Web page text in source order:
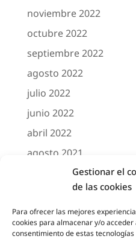
Gestionar el
de las cookies
Para ofrecer las mejores
cookies para almacenar y/o
consentimiento de estas
noviembre 2022
octubre 2022
septiembre 2022
agosto 2022
julio 2022
junio 2022
abril 2022
agosto 2021
marzo 2021
febrero 2021
octubre 2020
agosto 2020